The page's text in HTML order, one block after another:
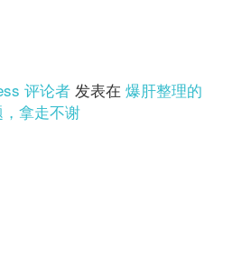
评论者 发表在爆肝整理的
拿走不谢